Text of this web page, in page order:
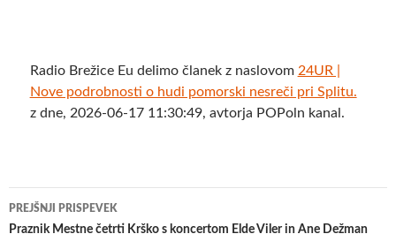
Radio Brežice Eu delimo članek z naslovom 24UR |
Nove podrobnosti o hudi pomorski nesreči pri Splitu.
z dne, 2026-06-17 11:30:49, avtorja POPoln kanal.
Krmarjenje
PREJŠNJI PRISPEVEK
Praznik Mestne četrti Krško s koncertom Elde Viler in Ane Dežman